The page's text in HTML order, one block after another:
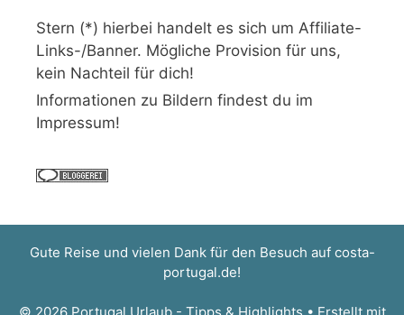
Stern (*) hierbei handelt es sich um Affiliate-
Links-/Banner. Mögliche Provision für uns,
kein Nachteil für dich!
Informationen zu Bildern findest du im
Impressum!
Gute Reise und vielen Dank für den Besuch auf costa-
portugal.de!